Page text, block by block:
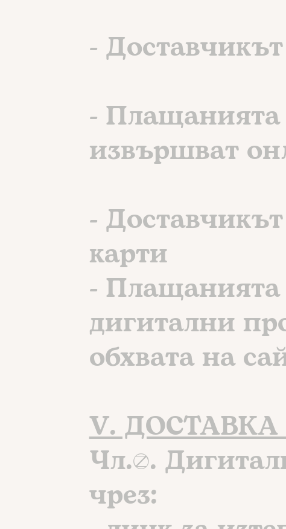
-
- Плащанията
извършват
-
карти
- Плащанията
дигитални
обхвата на
V.
Чл.8.
чрез: